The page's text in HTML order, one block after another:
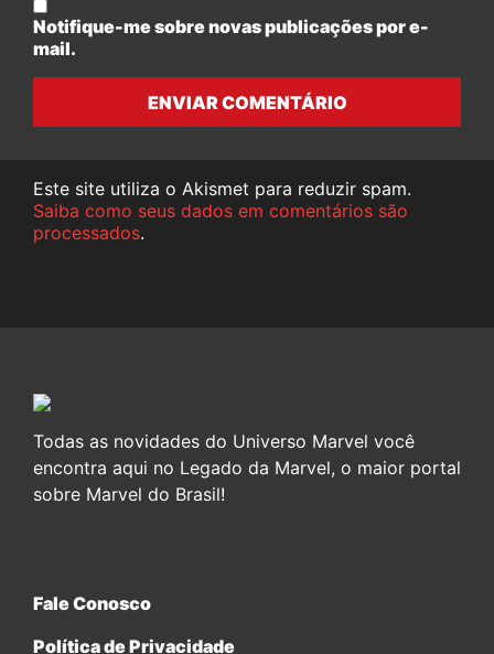
Notifique-me sobre novas publicações por e-
mail.
ENVIAR COMENTÁRIO
Este site utiliza o Akismet para reduzir spam.
Saiba como seus dados em comentários são
processados.
Todas as novidades do Universo Marvel você
encontra aqui no Legado da Marvel, o maior portal
sobre Marvel do Brasil!
Fale Conosco
Política de Privacidade